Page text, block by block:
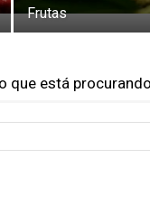
Frutas
que está procurando